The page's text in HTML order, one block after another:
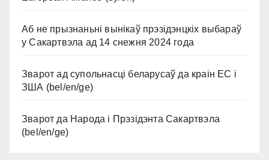
Аб не прызнаньні вынікаў прэзідэнцкіх выбараў
у Сакартвэла ад 14 снежня 2024 года
Зварот ад супольнасці беларусаў да краін ЕС і
ЗША (bel/en/ge)
Зварот да Народа і Прэзідэнта Сакартвэла
(bel/en/ge)